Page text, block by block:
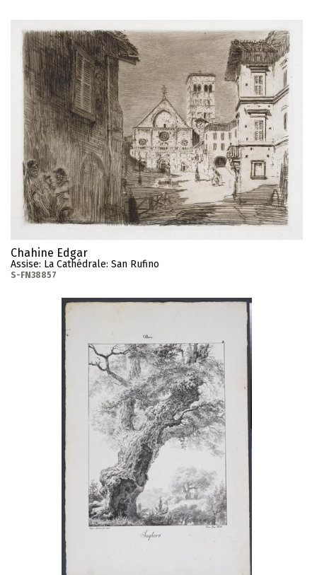
Chahine Edgar
Assise: La Cathédrale: San Rufino
S-FN38857